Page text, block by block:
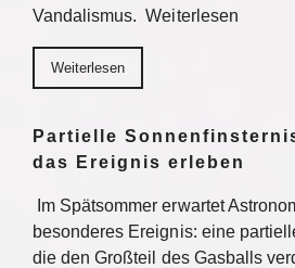
Vandalismus. Weiterlesen
Weiterlesen
Partielle
das Ereignis erleben
Im Spätsommer erwartet
besonderes Ereignis: eine
die den Großteil des Gasballs